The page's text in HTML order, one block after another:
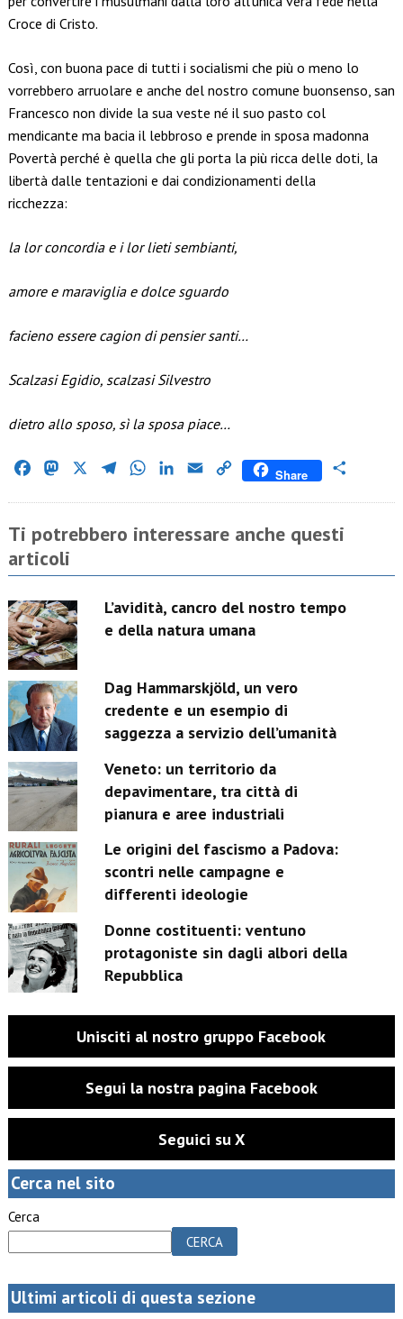
Croce di Cristo.
Così, con buona pace di tutti i socialismi che più o meno lo
vorrebbero arruolare e anche del nostro comune buonsenso, san
Francesco non divide la sua veste né il suo pasto col
mendicante ma bacia il lebbroso e prende in sposa madonna
Povertà perché è quella che gli porta la più ricca delle doti, la
libertà dalle tentazioni e dai condizionamenti della
ricchezza:
la lor concordia e i lor lieti sembianti,
amore e maraviglia e dolce sguardo
facieno essere cagion di pensier santi…
Scalzasi Egidio, scalzasi Silvestro
dietro allo sposo, sì la sposa piace…
FacebookMastodon TelegramWhatsAppLinkedIn
Email Copy
Share
Ti potrebbero interessare anche questi
articoli
L’avidità, cancro del nostro tempo
e della natura umana
Dag Hammarskjöld, un vero
credente e un esempio di
saggezza a servizio dell’umanità
Veneto: un territorio da
depavimentare, tra città di
pianura e aree industriali
Le origini del fascismo a Padova:
scontri nelle campagne e
differenti ideologie
Donne costituenti: ventuno
protagoniste sin dagli albori della
Repubblica
Unisciti al nostro gruppo Facebook
Segui la nostra pagina Facebook
Seguici su X
Cerca nel sito
Cerca
CERCA
Ultimi articoli di questa sezione